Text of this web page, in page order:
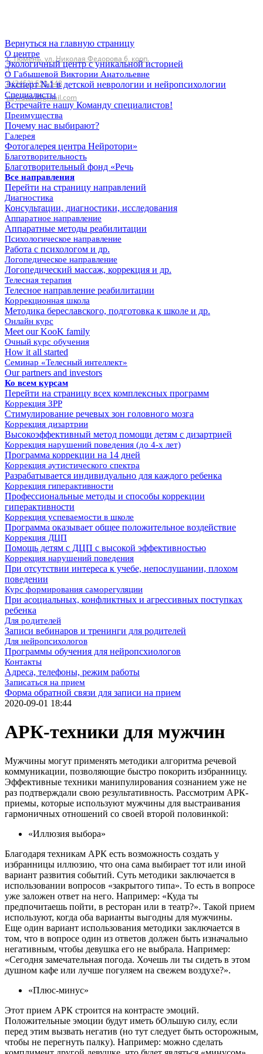
г. Тюмень, ул. Николая Федорова 6, корп.
1
8 (3452) 550-548
neyrotori@gmail.com
Вернуться на главную страницу
О центре
Экологичный центр с уникальной историей
О Габышевой Виктории Анатольевне
Эксперт №1 в детской неврологии и нейропсихологии
Специалисты
Встречайте нашу Команду специалистов!
Преимущества
Почему нас выбирают?
Галерея
Фотогалерея центра Нейротори»
Благотворительность
Благотворительный фонд «Речь
Все направления
Перейти на страницу направлений
Диагностика
Консультации, диагностики, исследования
Аппаратное направление
Аппаратные методы реабилитации
Психологическое направление
Работа с психологом и др.
Логопедическое направление
Логопедический массаж, коррекция и др.
Телесная терапия
Телесное направление реабилитации
Коррекционная школа
Методика береславского, подготовка к школе и др.
Онлайн курс
Meet our KooK family
Очный курс обучения
How it all started
Семинар «Телесный интеллект»
Our partners and investors
Ко всем курсам
Перейти на страницу всех комплексных программ
Коррекция ЗРР
Cтимулирование речевых зон головного мозга
Коррекция дизартрии
Высокоэффективный метод помощи детям с дизартрией
Коррекция нарушений поведения (до 4-х лет)
Программа коррекции на 14 дней
Коррекция аутистического спектра
Разрабатывается индивидуально для каждого ребенка
Коррекция гиперактивности
Профессиональные методы и способы коррекции
гиперактивности
Коррекция успеваемости в школе
Программа оказывает общее положительное воздействие
Коррекция ДЦП
Помощь детям с ДЦП с высокой эффективностью
Коррекция нарушений поведения
При отсутствии интереса к учебе, непослушании, плохом
поведении
Курс формирования саморегуляции
При асоциальных, конфликтных и агрессивных поступках
ребенка
Для родителей
Записи вебинаров и тренинги для родителей
Для нейропсихологов
Программы обучения для нейропсхиологов
Контакты
Адреса, телефоны, режим работы
Записаться на прием
Форма обратной связи для записи на прием
2020-09-01 18:44
АРК-техники для мужчин
Мужчины могут применять методики алгоритма речевой
коммуникации, позволяющие быстро покорить избранницу.
Эффективные техники манипулирования сознанием уже не
раз подтверждали свою результативность. Рассмотрим АРК-
приемы, которые используют мужчины для выстраивания
гармоничных отношений со своей второй половинкой:
«Иллюзия выбора»
Благодаря техникам АРК есть возможность создать у
избранницы иллюзию, что она сама выбирает тот или иной
вариант развития событий. Суть методики заключается в
использовании вопросов «закрытого типа». То есть в вопросе
уже заложен ответ на него. Например: «Куда ты
предпочитаешь пойти, в ресторан или в театр?». Такой прием
используют, когда оба варианты выгодны для мужчины.
Еще один вариант использования методики заключается в
том, что в вопросе один из ответов должен быть изначально
негативным, чтобы девушка его не выбрала. Например:
«Сегодня замечательная погода. Хочешь ли ты сидеть в этом
душном кафе или лучше погуляем на свежем воздухе?».
«Плюс-минус»
Этот прием АРК строится на контрасте эмоций.
Положительные эмоции будут иметь бОльшую силу, если
перед этим вызвать негатив (но тут следует быть осторожным,
чтобы не перегнуть палку). Например: можно сделать